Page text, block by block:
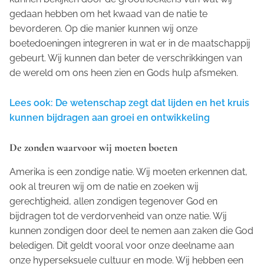
gedaan hebben om het kwaad van de natie te
bevorderen. Op die manier kunnen wij onze
boetedoeningen integreren in wat er in de maatschappij
gebeurt. Wij kunnen dan beter de verschrikkingen van
de wereld om ons heen zien en Gods hulp afsmeken.
Lees ook: De wetenschap zegt dat lijden en het kruis
kunnen bijdragen aan groei en ontwikkeling
De zonden waarvoor wij moeten boeten
Amerika is een zondige natie. Wij moeten erkennen dat,
ook al treuren wij om de natie en zoeken wij
gerechtigheid, allen zondigen tegenover God en
bijdragen tot de verdorvenheid van onze natie. Wij
kunnen zondigen door deel te nemen aan zaken die God
beledigen. Dit geldt vooral voor onze deelname aan
onze hyperseksuele cultuur en mode. Wij hebben een